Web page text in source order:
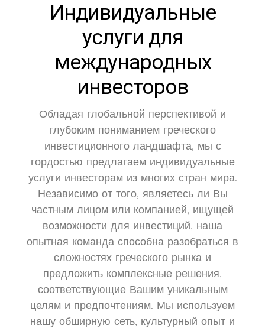
Индивидуальные
услуги для
международных
инвесторов
Обладая глобальной перспективой и
глубоким пониманием греческого
инвестиционного ландшафта, мы с
гордостью предлагаем индивидуальные
услуги инвесторам из многих стран мира.
Независимо от того, являетесь ли Вы
частным лицом или компанией, ищущей
возможности для инвестиций, наша
опытная команда способна разобраться в
сложностях греческого рынка и
предложить комплексные решения,
соответствующие Вашим уникальным
целям и предпочтениям. Мы используем
нашу обширную сеть, культурный опыт и